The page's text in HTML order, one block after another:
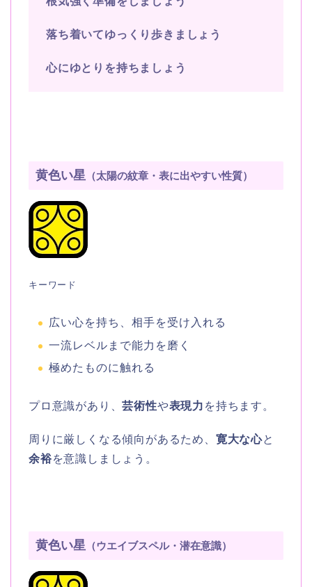
落ち着いてゆっくり歩きましょう
心にゆとりを持ちましょう
黄色い星 （太陽の紋章・表に出やすい性質）
キーワード
広い心を持ち、相手を受け入れる
一流レベルまで能力を磨く
極めたものに触れる
プロ意識があり、芸術性や表現力 を持ちます。
周りに厳しくなる傾向があるため、 寛大な心と
余裕を意識しましょう。
黄色い星 （ウエイブスペル・潜在意識）